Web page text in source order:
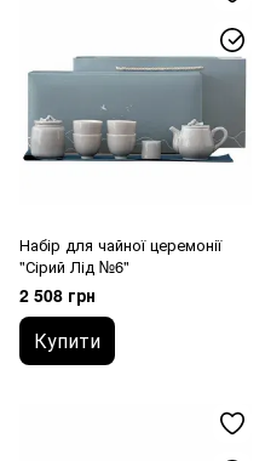
Набір для чайної церемонії
"Сірий Лід №6"
2 508 грн
Купити